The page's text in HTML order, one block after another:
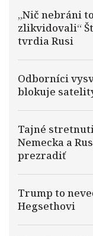
„Nič nebráni
zlikvidovali“
tvrdia Rusi
Odborníci
blokuje
Tajné
Nemecka a
prezradiť
Trump to
Hegsethovi